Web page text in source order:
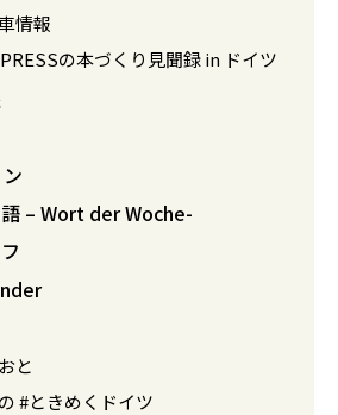
情報
の本づくり見聞録 in ドイツ
– Wort der Woche-
と
#ときめくドイツ